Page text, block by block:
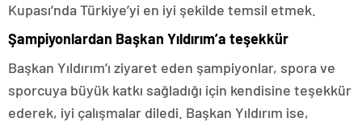
Kupası’nda Türkiye’yi en iyi şekilde temsil etmek.
Şampiyonlardan Başkan Yıldırım’a teşekkür
Başkan Yıldırım’ı ziyaret eden şampiyonlar, spora ve
sporcuya büyük katkı sağladığı için kendisine teşekkür
ederek, iyi çalışmalar diledi. Başkan Yıldırım ise,